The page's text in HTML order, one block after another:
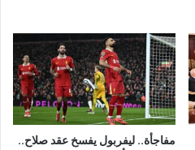
مفاجأة.. ليفربول يفسخ عقد صلاح..